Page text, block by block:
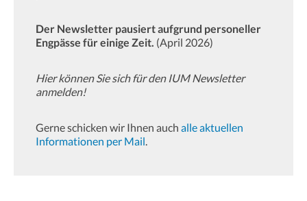
Der Newsletter pausiert aufgrund personeller
Engpässe für einige Zeit. (April 2026)
Hier können Sie sich für den IUM Newsletter
anmelden!
Gerne schicken wir Ihnen auch alle aktuellen
Informationen per Mail.